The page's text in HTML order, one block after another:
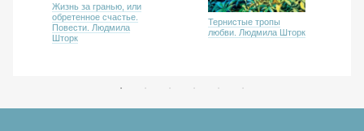
Жизнь за гранью, или
обретенное счастье.
Повести. Людмила
Шторк
Тернистые тропы
любви. Людмила Шторк